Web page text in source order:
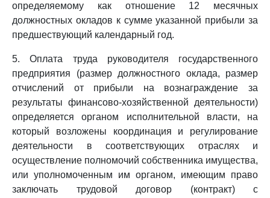
определяемому как отношение 12 месячных
должностных окладов к сумме указанной прибыли за
предшествующий календарный год.
5. Оплата труда руководителя государственного
предприятия (размер должностного оклада, размер
отчислений от прибыли на вознаграждение за
результаты финансово-хозяйственной деятельности)
определяется органом исполнительной власти, на
который возложены координация и регулирование
деятельности в соответствующих отраслях и
осуществление полномочий собственника имущества,
или уполномоченным им органом, имеющим право
заключать трудовой договор (контракт) с